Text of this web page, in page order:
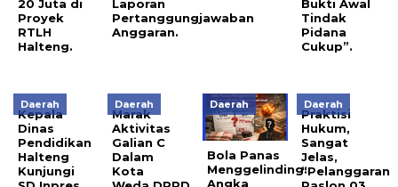
20 Juta di
Proyek
RTLH
Halteng.
Laporan
Pertanggungjawaban
Anggaran.
Bukti Awal
Tindak
Pidana
Cukup”.
Daerah
Kepala
Dinas
Pendidikan
Halteng
Kunjungi
Daerah
Marak
Aktivitas
Galian C
Dalam
Kota
Daerah
Bola Panas
Menggelinding:
Angka
Daerah
Praktisi
Hukum,
Sangat
Jelas,
“Pelanggaran